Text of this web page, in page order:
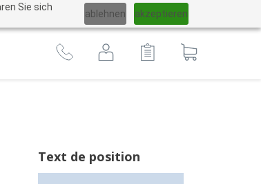
Sie sich
ablehnen akzeptieren
Changer
langues
Au
Text de position